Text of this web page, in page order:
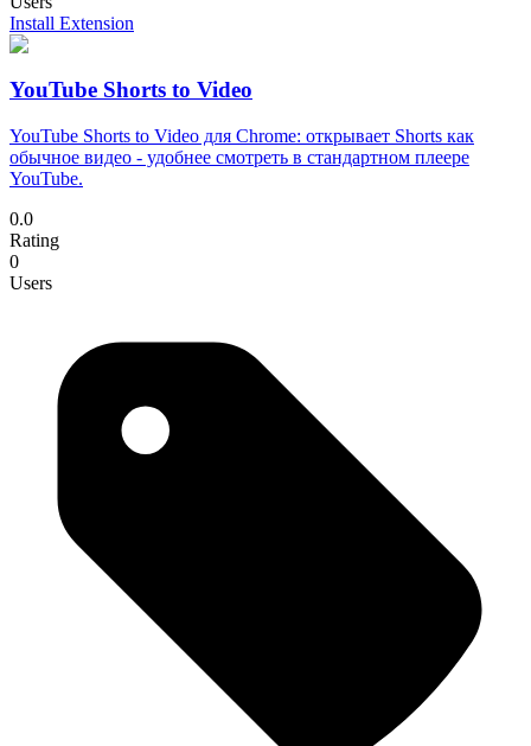
Install Extension
YouTube Shorts to Video
YouTube Shorts to Video для Chrome: открывает Shorts как
обычное видео - удобнее смотреть в стандартном плеере
YouTube.
0.0
Rating
0
Users